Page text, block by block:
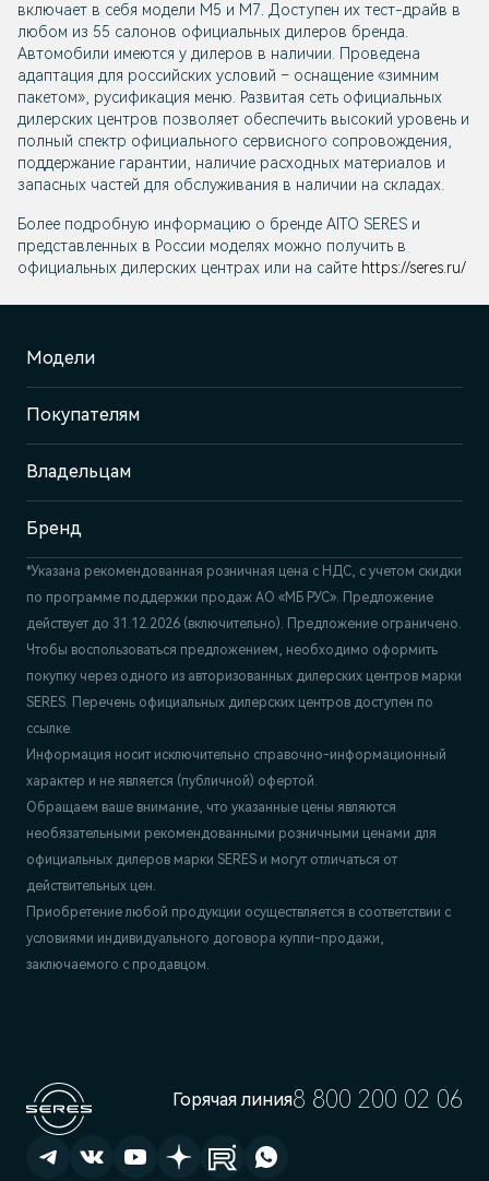
включает в себя модели М5 и М7. Доступен их тест-драйв в
любом из 55 салонов официальных дилеров бренда.
Автомобили имеются у дилеров в наличии. Проведена
адаптация для российских условий – оснащение «зимним
пакетом», русификация меню. Развитая сеть официальных
дилерских центров позволяет обеспечить высокий уровень и
полный спектр официального сервисного сопровождения,
поддержание гарантии, наличие расходных материалов и
запасных частей для обслуживания в наличии на складах.
Более подробную информацию о бренде AITO SERES и
представленных в России моделях можно получить в
официальных дилерских центрах или на сайте https://seres.ru/
Горячая линия8 800 200 02 06
Модели
Покупателям
Владельцам
Бренд
*Указана рекомендованная розничная цена c НДС, с учетом скидки
по программе поддержки продаж АО «МБ РУС». Предложение
действует до 31.12.2026 (включительно). Предложение ограничено.
Чтобы воспользоваться предложением, необходимо оформить
покупку через одного из авторизованных дилерских центров марки
SERES. Перечень официальных дилерских центров доступен по
ссылке.
Информация носит исключительно справочно-информационный
характер и не является (публичной) офертой.
Обращаем ваше внимание, что указанные цены являются
необязательными рекомендованными розничными ценами для
официальных дилеров марки SERES и могут отличаться от
действительных цен.
Приобретение любой продукции осуществляется в соответствии с
условиями индивидуального договора купли-продажи,
заключаемого с продавцом.